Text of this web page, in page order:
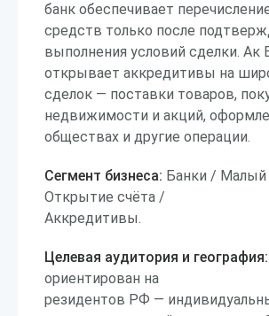
банк обеспечивает
средств только после
выполнения условий сделки. Ак
открывает аккредитивы на
сделок — поставки товаров,
недвижимости и акций,
обществах и другие операции.
Сегмент бизнеса: Банки / Малый
Открытие счёта /
Аккредитивы.
Целевая аудитория и география:
ориентирован на
резидентов РФ —